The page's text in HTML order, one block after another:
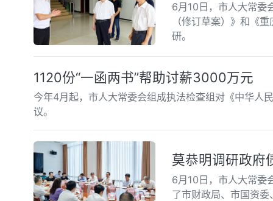
6月10日，市人大常委
（修订草案）》和《
研。
1120份“一函两书”帮助讨薪3000万元
今年4月起，市人大常委会组成执法检查组对《中华人
议。
莫恭明调研政府
6月10日，市人大常委
了市财政局、市国资